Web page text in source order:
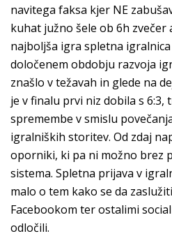
navitega faksa kjer NE
kuhat južno šele ob 6h zvečer
najboljša igra spletna
določenem obdobju razvoja
znašlo v težavah in glede na
je v finalu prvi niz dobila s
spremembe v smislu
igralniških storitev. Od zdaj
oporniki, ki pa ni možno brez
sistema. Spletna prijava v
malo o tem kako se da
Facebookom ter ostalimi
odločili.